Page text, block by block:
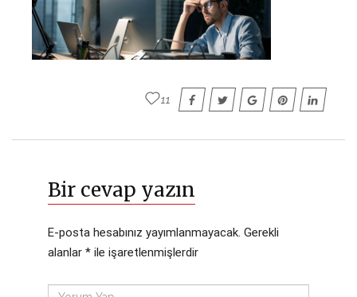
11
Bir cevap yazın
E-posta hesabınız yayımlanmayacak. Gerekli
alanlar * ile işaretlenmişlerdir